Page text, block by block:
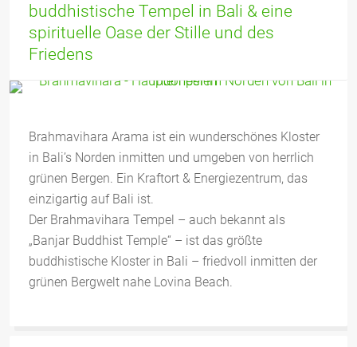
buddhistische Tempel in Bali & eine
spirituelle Oase der Stille und des
Friedens
Brahmavihara Arama ist ein wunderschönes Kloster
in Bali’s Norden inmitten und umgeben von herrlich
grünen Bergen. Ein Kraftort & Energiezentrum, das
einzigartig auf Bali ist.
Der Brahmavihara Tempel – auch bekannt als
„Banjar Buddhist Temple“ – ist das größte
buddhistische Kloster in Bali – friedvoll inmitten der
grünen Bergwelt nahe Lovina Beach.